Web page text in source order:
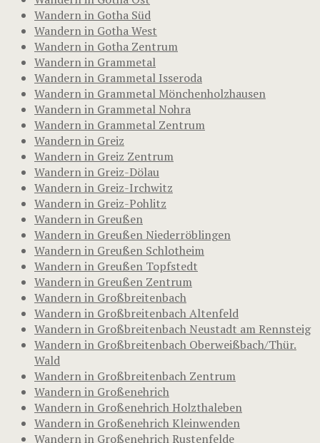
Wandern in Gotha Süd
Wandern in Gotha West
Wandern in Gotha Zentrum
Wandern in Grammetal
Wandern in Grammetal Isseroda
Wandern in Grammetal Mönchenholzhausen
Wandern in Grammetal Nohra
Wandern in Grammetal Zentrum
Wandern in Greiz
Wandern in Greiz Zentrum
Wandern in Greiz-Dölau
Wandern in Greiz-Irchwitz
Wandern in Greiz-Pohlitz
Wandern in Greußen
Wandern in Greußen Niederröblingen
Wandern in Greußen Schlotheim
Wandern in Greußen Topfstedt
Wandern in Greußen Zentrum
Wandern in Großbreitenbach
Wandern in Großbreitenbach Altenfeld
Wandern in Großbreitenbach Neustadt am Rennsteig
Wandern in Großbreitenbach Oberweißbach/Thür.
Wald
Wandern in Großbreitenbach Zentrum
Wandern in Großenehrich
Wandern in Großenehrich Holzthaleben
Wandern in Großenehrich Kleinwenden
Wandern in Großenehrich Rustenfelde